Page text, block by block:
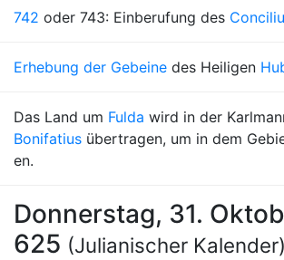
742 oder 743: Einberufung des
Erhebung der Gebeine des Heiligen
Das Land um Fulda wird in der
Bonifatius übertragen, um in dem
en.
Donnerstag, 31.
625 (Julianischer Kalender)